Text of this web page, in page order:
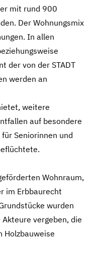
mit rund 900
Der Wohnungsmix
In allen
der von der STADT
werden an
weitere
auf besondere
Seniorinnen und
Wohnraum,
im Erbbaurecht
wurden
vergeben, die
Holzbauweise